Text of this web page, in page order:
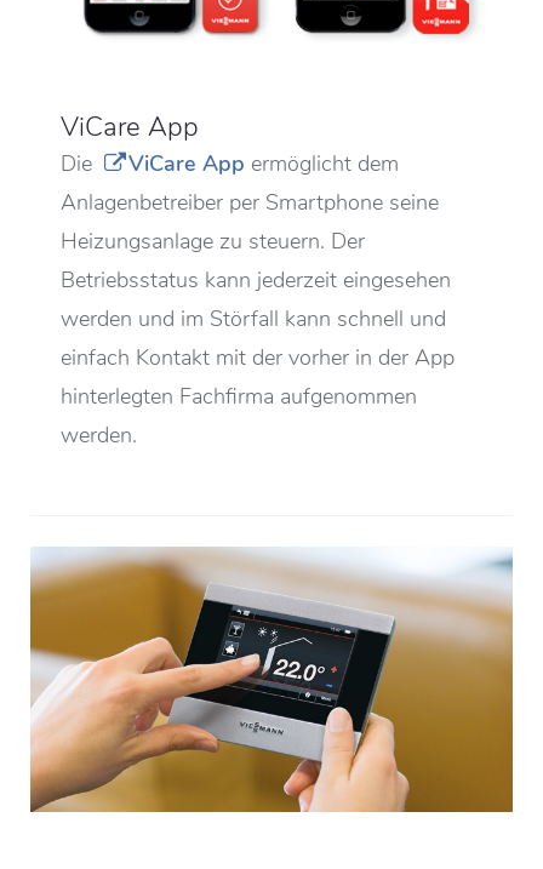
ViCare App
Die ViCare App ermöglicht dem
Anlagenbetreiber per Smartphone seine
Heizungsanlage zu steuern. Der
Betriebsstatus kann jederzeit eingesehen
werden und im Störfall kann schnell und
einfach Kontakt mit der vorher in der App
hinterlegten Fachfirma aufgenommen
werden.